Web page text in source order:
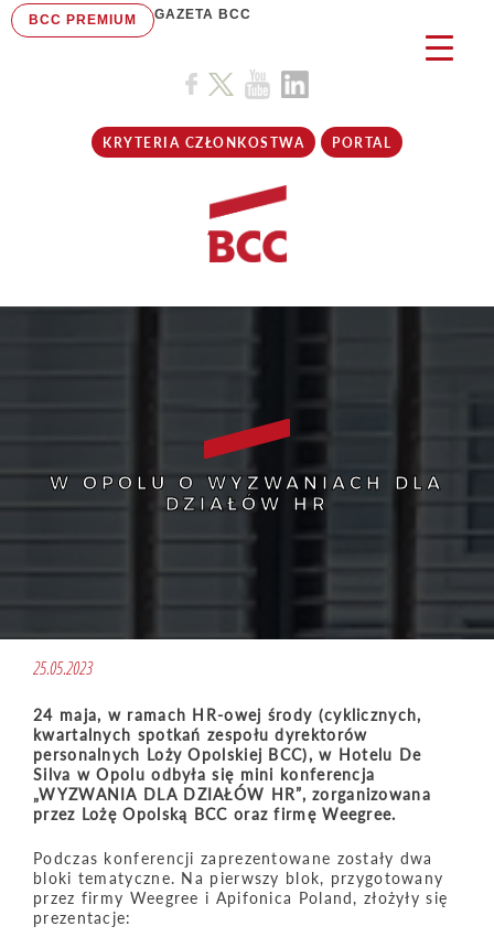
BCC PREMIUM GAZETA BCC
KRYTERIA CZŁONKOSTWA PORTAL
W OPOLU O WYZWANIACH DLA
DZIAŁÓW HR
25.05.2023
24 maja, w ramach HR-owej środy (cyklicznych,
kwartalnych spotkań zespołu dyrektorów
personalnych Loży Opolskiej BCC), w Hotelu De
Silva w Opolu odbyła się mini konferencja
„WYZWANIA DLA DZIAŁÓW HR”, zorganizowana
przez Lożę Opolską BCC oraz firmę Weegree.
Podczas konferencji zaprezentowane zostały dwa
bloki tematyczne. Na pierwszy blok, przygotowany
przez firmy Weegree i Apifonica Poland, złożyły się
prezentacje: